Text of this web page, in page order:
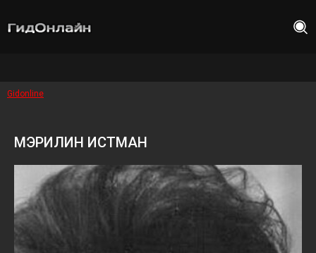
Gidonline
МЭРИЛИН ИСТМАН